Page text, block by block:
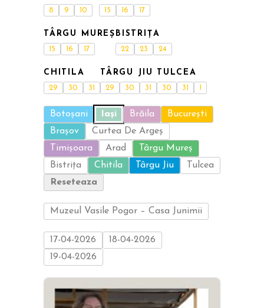
8 9 10 15 16 17
TÂRGU MUREȘ
15 16 17
BISTRIȚA
22 23 24
CHITILA
29 30 31
TÂRGU JIU
29 30 31
TULCEA
30 31 1
Botoșani Iași Brăila
București
Brașov
Curtea De Argeș
Timișoara
Arad
Târgu Mureș
Bistrița
Chitila Târgu Jiu
Tulcea
Reseteaza
Muzeul Vasile Pogor – Casa Junimii
17-04-2026
18-04-2026
19-04-2026